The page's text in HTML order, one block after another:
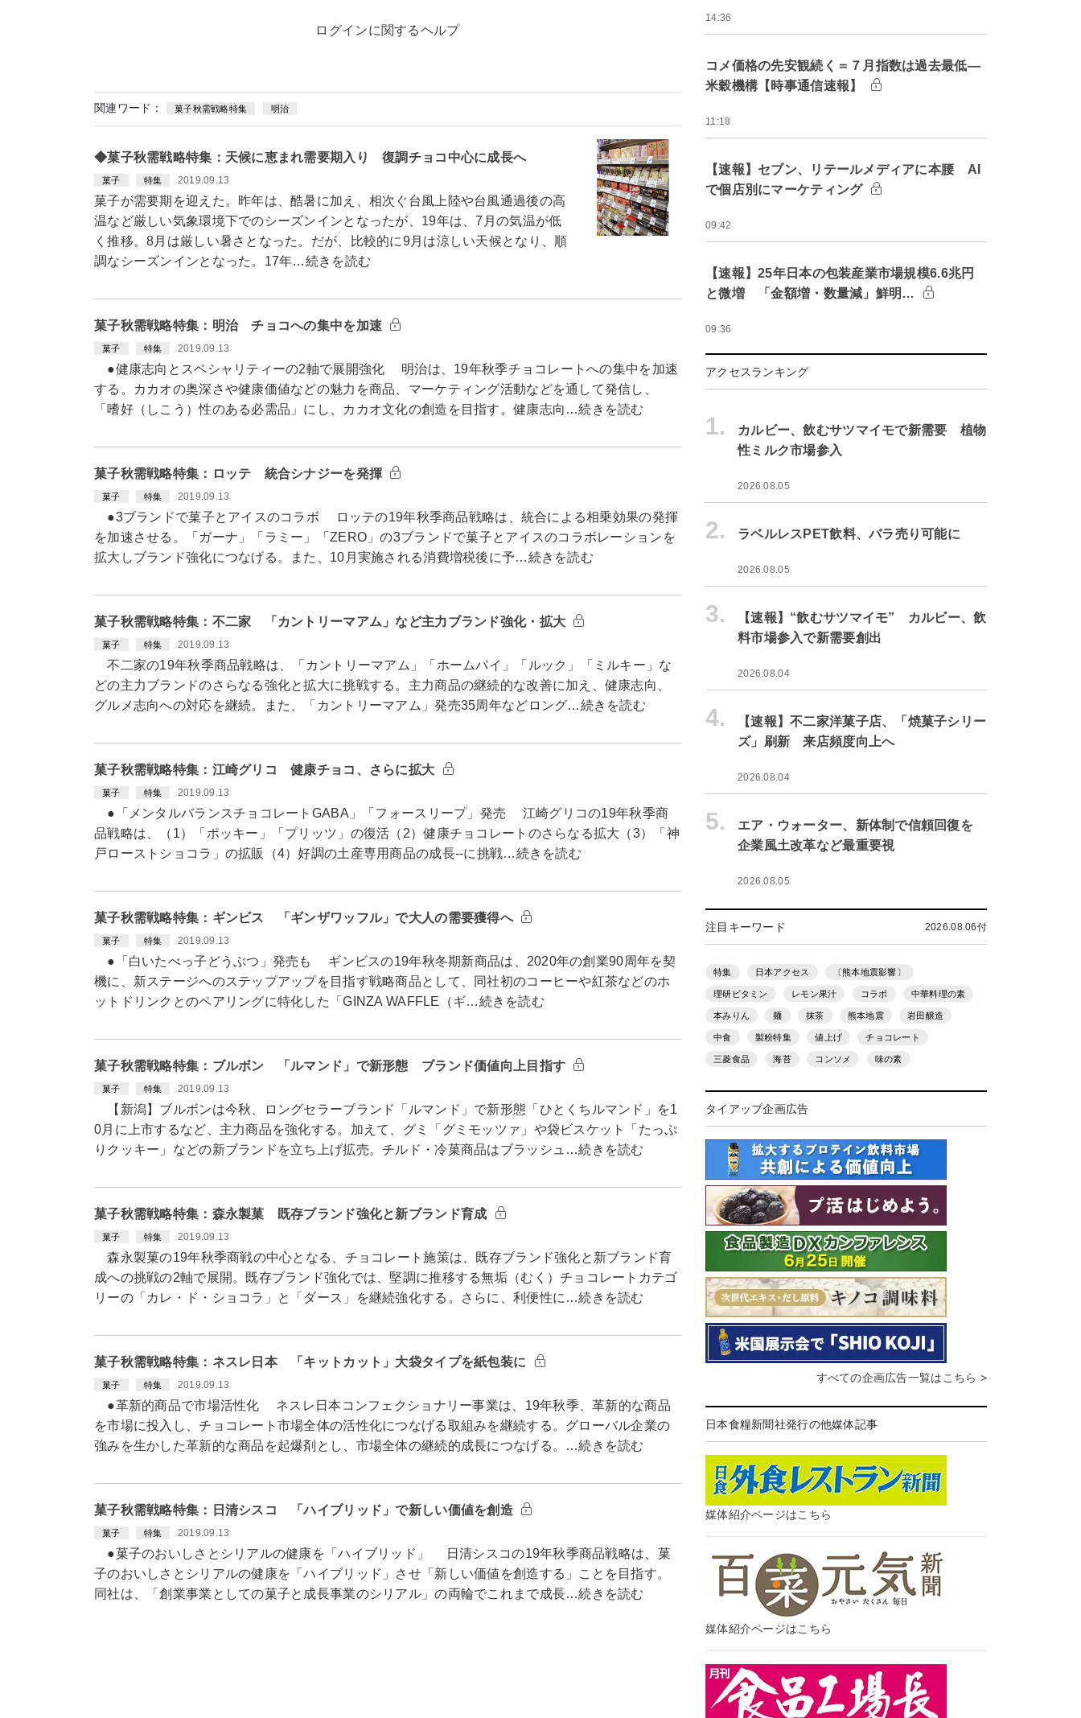
ログインに関するヘルプ
関連ワード： 菓子秋需戦略特集 明治
◆菓子秋需戦略特集：天候に恵まれ需要期入り 復調チョコ中心に成長へ
菓子 特集 2019.09.13
菓子が需要期を迎えた。昨年は、酷暑に加え、相次ぐ台風上陸や台風通過後の高
温など厳しい気象環境下でのシーズンインとなったが、19年は、7月の気温が低
く推移。8月は厳しい暑さとなった。だが、比較的に9月は涼しい天候となり、順
調なシーズンインとなった。17年…続きを読む
菓子秋需戦略特集：明治 チョコへの集中を加速
菓子 特集 2019.09.13
●健康志向とスペシャリティーの2軸で展開強化 明治は、19年秋季チョコレートへの集中を加速
する。カカオの奥深さや健康価値などの魅力を商品、マーケティング活動などを通して発信し、
「嗜好（しこう）性のある必需品」にし、カカオ文化の創造を目指す。健康志向…続きを読む
菓子秋需戦略特集：ロッテ 統合シナジーを発揮
菓子 特集 2019.09.13
●3ブランドで菓子とアイスのコラボ ロッテの19年秋季商品戦略は、統合による相乗効果の発揮
を加速させる。「ガーナ」「ラミー」「ZERO」の3ブランドで菓子とアイスのコラボレーションを
拡大しブランド強化につなげる。また、10月実施される消費増税後に予…続きを読む
菓子秋需戦略特集：不二家 「カントリーマアム」など主力ブランド強化・拡大
菓子 特集 2019.09.13
不二家の19年秋季商品戦略は、「カントリーマアム」「ホームパイ」「ルック」「ミルキー」な
どの主力ブランドのさらなる強化と拡大に挑戦する。主力商品の継続的な改善に加え、健康志向、
グルメ志向への対応を継続。また、「カントリーマアム」発売35周年などロング…続きを読む
菓子秋需戦略特集：江崎グリコ 健康チョコ、さらに拡大
菓子 特集 2019.09.13
●「メンタルバランスチョコレートGABA」「フォースリープ」発売 江崎グリコの19年秋季商
品戦略は、（1）「ポッキー」「プリッツ」の復活（2）健康チョコレートのさらなる拡大（3）「神
戸ローストショコラ」の拡販（4）好調の土産専用商品の成長--に挑戦…続きを読む
菓子秋需戦略特集：ギンビス 「ギンザワッフル」で大人の需要獲得へ
菓子 特集 2019.09.13
●「白いたべっ子どうぶつ」発売も ギンビスの19年秋冬期新商品は、2020年の創業90周年を契
機に、新ステージへのステップアップを目指す戦略商品として、同社初のコーヒーや紅茶などのホ
ットドリンクとのペアリングに特化した「GINZA WAFFLE（ギ…続きを読む
菓子秋需戦略特集：ブルボン 「ルマンド」で新形態 ブランド価値向上目指す
菓子 特集 2019.09.13
【新潟】ブルボンは今秋、ロングセラーブランド「ルマンド」で新形態「ひとくちルマンド」を1
0月に上市するなど、主力商品を強化する。加えて、グミ「グミモッツァ」や袋ビスケット「たっぷ
りクッキー」などの新ブランドを立ち上げ拡売。チルド・冷菓商品はブラッシュ…続きを読む
菓子秋需戦略特集：森永製菓 既存ブランド強化と新ブランド育成
菓子 特集 2019.09.13
森永製菓の19年秋季商戦の中心となる、チョコレート施策は、既存ブランド強化と新ブランド育
成への挑戦の2軸で展開。既存ブランド強化では、堅調に推移する無垢（むく）チョコレートカテゴ
リーの「カレ・ド・ショコラ」と「ダース」を継続強化する。さらに、利便性に…続きを読む
菓子秋需戦略特集：ネスレ日本 「キットカット」大袋タイプを紙包装に
菓子 特集 2019.09.13
●革新的商品で市場活性化 ネスレ日本コンフェクショナリー事業は、19年秋季、革新的な商品
を市場に投入し、チョコレート市場全体の活性化につなげる取組みを継続する。グローバル企業の
強みを生かした革新的な商品を起爆剤とし、市場全体の継続的成長につなげる。…続きを読む
菓子秋需戦略特集：日清シスコ 「ハイブリッド」で新しい価値を創造
菓子 特集 2019.09.13
●菓子のおいしさとシリアルの健康を「ハイブリッド」 日清シスコの19年秋季商品戦略は、菓
子のおいしさとシリアルの健康を「ハイブリッド」させ「新しい価値を創造する」ことを目指す。
同社は、「創業事業としての菓子と成長事業のシリアル」の両輪でこれまで成長…続きを読む
14:36
コメ価格の先安観続く＝７月指数は過去最低―
米穀機構【時事通信速報】
11:18
【速報】セブン、リテールメディアに本腰 AI
で個店別にマーケティング
09:42
【速報】25年日本の包装産業市場規模6.6兆円
と微増 「金額増・数量減」鮮明…
09:36
アクセスランキング
1.
カルビー、飲むサツマイモで新需要 植物
性ミルク市場参入
2026.08.05
2. ラベルレスPET飲料、バラ売り可能に
2026.08.05
3.
【速報】“飲むサツマイモ” カルビー、飲
料市場参入で新需要創出
2026.08.04
4.
【速報】不二家洋菓子店、「焼菓子シリー
ズ」刷新 来店頻度向上へ
2026.08.04
5.
エア・ウォーター、新体制で信頼回復を
企業風土改革など最重要視
2026.08.05
注目キーワード 2026.08.06付
特集 日本アクセス 〔熊本地震影響〕
理研ビタミン レモン果汁 コラボ 中華料理の素
本みりん 麺 抹茶 熊本地震 岩田醸造
中食 製粉特集 値上げ チョコレート
三菱食品 海苔 コンソメ 味の素
タイアップ企画広告
すべての企画広告一覧はこちら >
日本食糧新聞社発行の他媒体記事
媒体紹介ページはこちら
媒体紹介ページはこちら